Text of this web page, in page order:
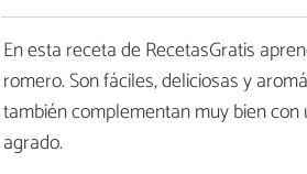
En esta receta de RecetasGratis
romero. Son fáciles, deliciosas y
también complementan muy bien con
agrado.